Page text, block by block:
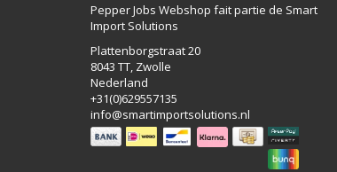
Pepper Jobs Webshop fait partie de Smart
Import Solutions
Plattenborgstraat 20
8043 TT, Zwolle
Nederland
+31(0)629557135
info@smartimportsolutions.nl